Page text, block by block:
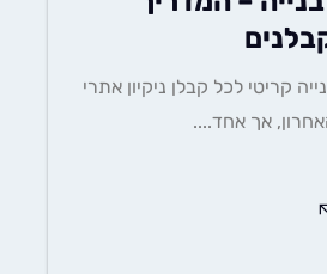
לכל קבלן ניקיון אתרי
אחד....